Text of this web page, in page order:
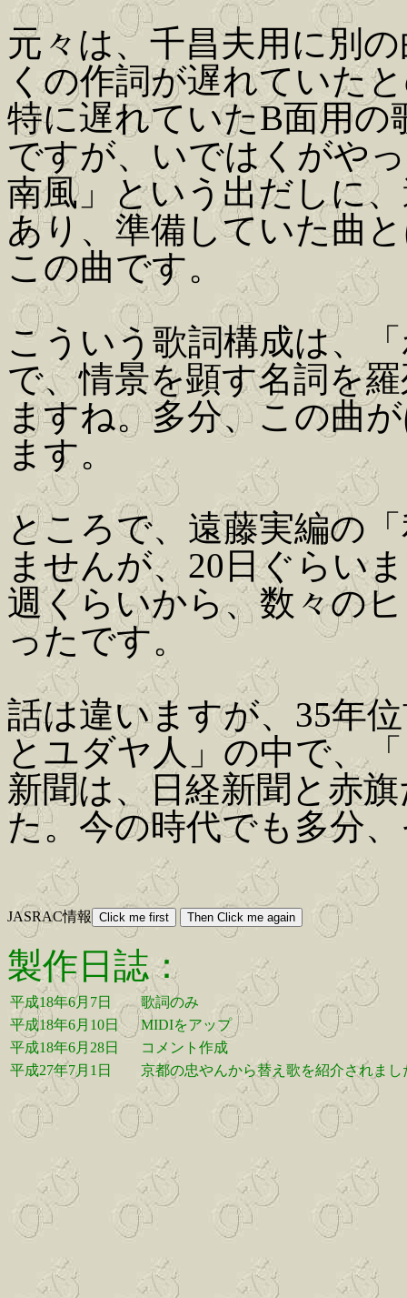
元々は、千昌夫用に別
くの作詞が遅れていた
特に遅れていたB面用
ですが、いではくが
南風」という出だしに
あり、準備していた曲
この曲です。
こういう歌詞構成は、
で、情景を顕す名詞を
ますね。多分、この曲
ます。
ところで、遠藤実編の
ませんが、20日ぐらい
週くらいから、数々の
ったです。
話は違いますが、35年
とユダヤ人」の中で、
新聞は、日経新聞と赤
た。今の時代でも多分
JASRAC情報
製作日誌：
平成18年6月7日
歌詞のみ
平成18年6月10日
MIDIをアップ
平成18年6月28日
コメント作成
平成27年7月1日
京都の忠やんから替え歌を紹介されまし